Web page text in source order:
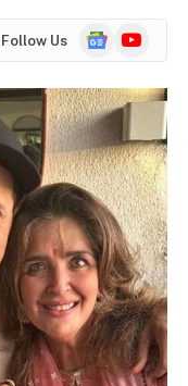
Follow Us
GoogleYouTube